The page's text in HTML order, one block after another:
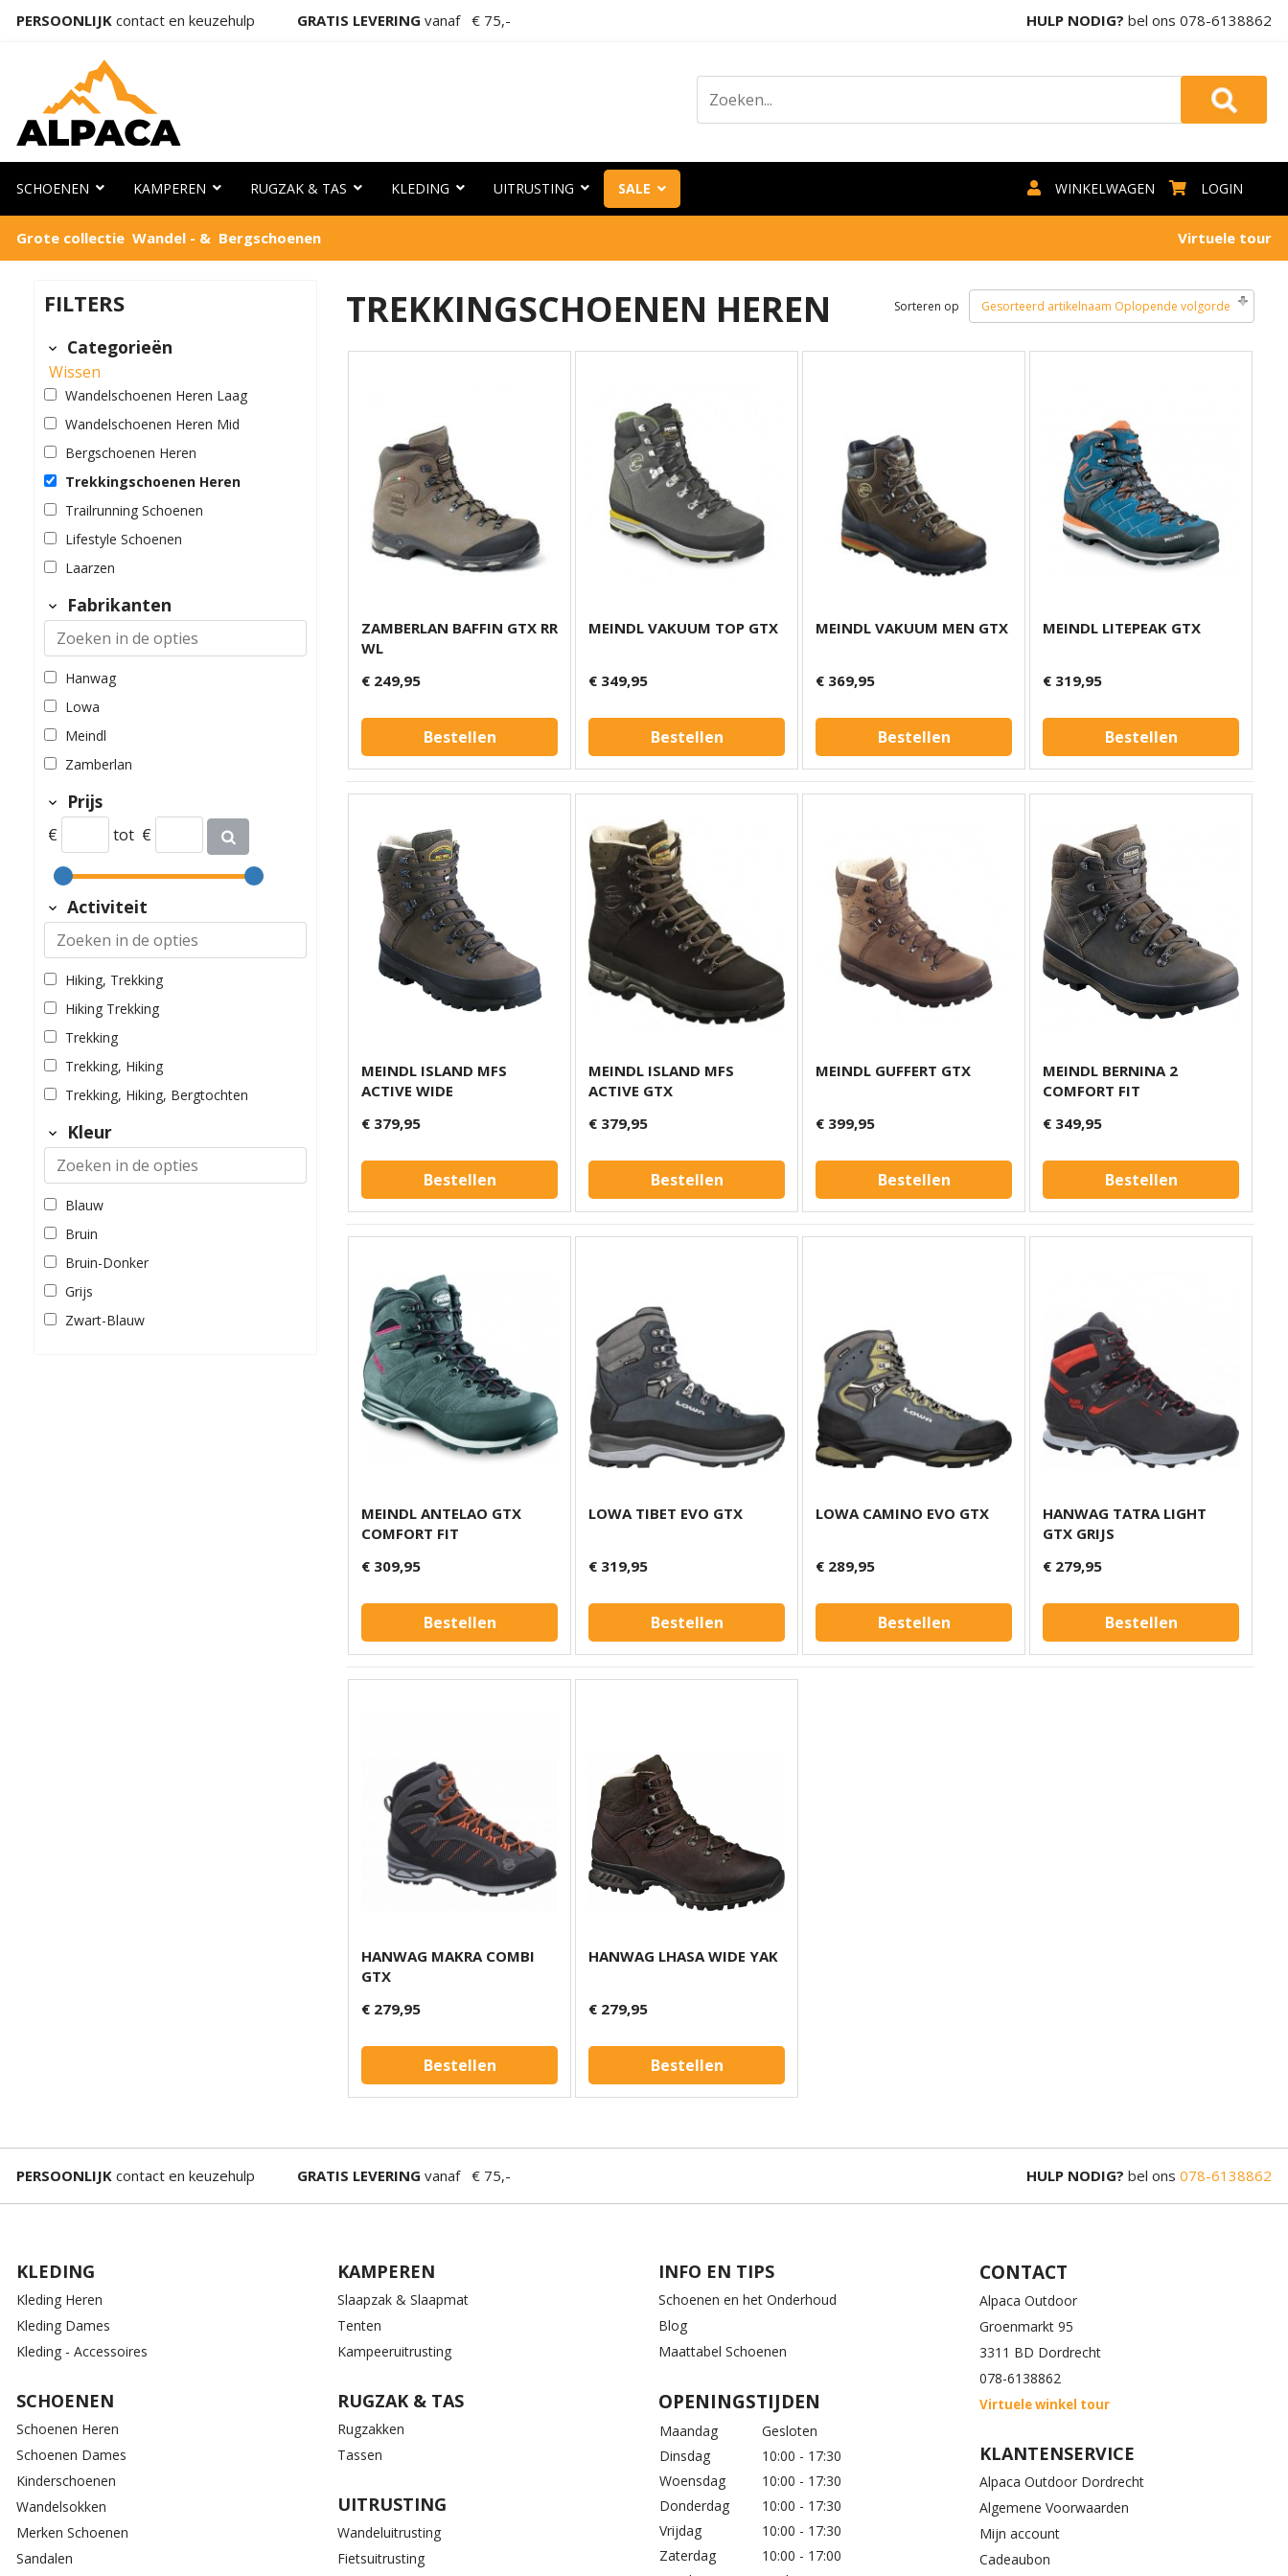
PERSOONLIJK contact en keuzehulp GRATIS LEVERING vanaf € 75,- HULP NODIG? bel ons 078-6138862
SCHOENEN KAMPEREN RUGZAK & TAS KLEDING UITRUSTING SALE LOGIN
WINKELWAGEN
Grote collectie Wandel - & Bergschoenen Virtuele tour
FILTERS
Categorieën
Wissen
Wandelschoenen Heren Laag
Wandelschoenen Heren Mid
Bergschoenen Heren
Trekkingschoenen Heren
Trailrunning Schoenen
Lifestyle Schoenen
Laarzen
Fabrikanten
Hanwag
Lowa
Meindl
Zamberlan
Prijs
€ tot €
Activiteit
Hiking, Trekking
Hiking Trekking
Trekking
Trekking, Hiking
Trekking, Hiking, Bergtochten
Kleur
Blauw
Bruin
Bruin-Donker
Grijs
Zwart-Blauw
Sorteren op Gesorteerd artikelnaam Oplopende volgorde
TREKKINGSCHOENEN HEREN
ZAMBERLAN BAFFIN GTX RR
WL
€ 249,95
Bestellen
MEINDL VAKUUM TOP GTX
€ 349,95
Bestellen
MEINDL VAKUUM MEN GTX
€ 369,95
Bestellen
MEINDL LITEPEAK GTX
€ 319,95
Bestellen
MEINDL ISLAND MFS
ACTIVE WIDE
€ 379,95
Bestellen
MEINDL ISLAND MFS
ACTIVE GTX
€ 379,95
Bestellen
MEINDL GUFFERT GTX
€ 399,95
Bestellen
MEINDL BERNINA 2
COMFORT FIT
€ 349,95
Bestellen
MEINDL ANTELAO GTX
COMFORT FIT
€ 309,95
Bestellen
LOWA TIBET EVO GTX
€ 319,95
Bestellen
LOWA CAMINO EVO GTX
€ 289,95
Bestellen
HANWAG TATRA LIGHT
GTX GRIJS
€ 279,95
Bestellen
HANWAG MAKRA COMBI
GTX
€ 279,95
Bestellen
HANWAG LHASA WIDE YAK
€ 279,95
Bestellen
PERSOONLIJK contact en keuzehulp GRATIS LEVERING vanaf € 75,- HULP NODIG? bel ons 078-6138862
KLEDING
Kleding Heren
Kleding Dames
Kleding - Accessoires
SCHOENEN
Schoenen Heren
Schoenen Dames
Kinderschoenen
Wandelsokken
Merken Schoenen
Sandalen
KAMPEREN
Slaapzak & Slaapmat
Tenten
Kampeeruitrusting
RUGZAK & TAS
Rugzakken
Tassen
UITRUSTING
Wandeluitrusting
Fietsuitrusting
INFO EN TIPS
Schoenen en het Onderhoud
Blog
Maattabel Schoenen
OPENINGSTIJDEN
Maandag
Gesloten
Dinsdag
10:00 - 17:30
Woensdag
10:00 - 17:30
Donderdag
10:00 - 17:30
Vrijdag
10:00 - 17:30
Zaterdag
10:00 - 17:00
CONTACT
Alpaca Outdoor
Groenmarkt 95
3311 BD Dordrecht
078-6138862
Virtuele winkel tour
KLANTENSERVICE
Alpaca Outdoor Dordrecht
Algemene Voorwaarden
Mijn account
Cadeaubon